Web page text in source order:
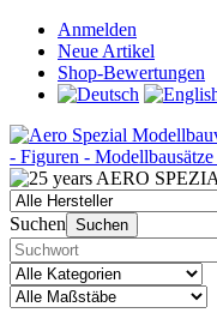
Anmelden
Neue Artikel
Shop-Bewertungen
Suchen Suchen